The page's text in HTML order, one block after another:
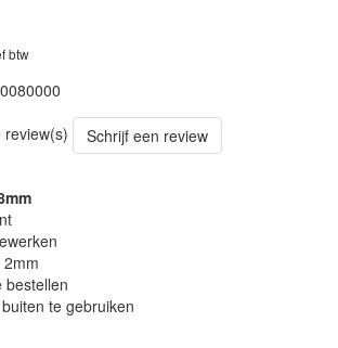
btw
Schrijf een review
2mm
bestellen
te gebruiken